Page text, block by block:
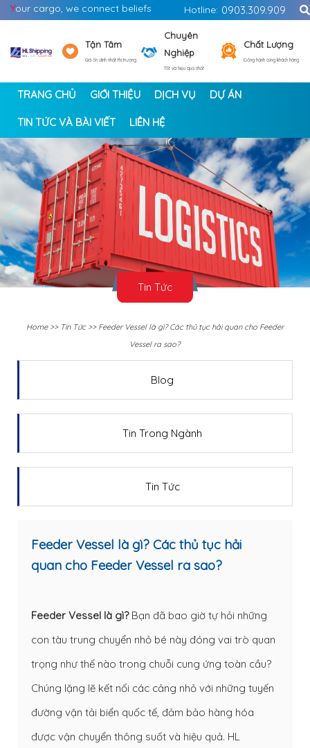
Your cargo, we connect beliefs Hotline: 0903.309.909
Tận Tâm
Giá ổn định nhất thị trường
Chuyên
Nghiệp
Tốt và hiệu quả nhất
Chất Lượng
Đồng hành cùng khách hàng
TRANG CHỦ GIỚI THIỆU DỊCH VỤ DỰ ÁN
TIN TỨC VÀ BÀI VIẾT LIÊN HỆ
< >
Tin Tức
Home>> Tin Tức>> Feeder Vessel là gì? Các thủ tục hải quan cho Feeder
Vessel ra sao?
Blog
Tin Trong Ngành
Tin Tức
Feeder Vessel là gì? Các thủ tục hải
quan cho Feeder Vessel ra sao?
Feeder Vessel là gì?Bạn đã bao giờ tự hỏi những
con tàu trung chuyển nhỏ bé này đóng vai trò quan
trọng như thế nào trong chuỗi cung ứng toàn cầu?
Chúng lặng lẽ kết nối các cảng nhỏ với những tuyến
đường vận tải biển quốc tế, đảm bảo hàng hóa
được vận chuyển thông suốt và hiệu quả. HL